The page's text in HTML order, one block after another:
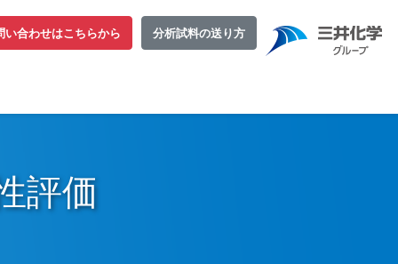
い合わせはこちらから 分析試料の送り方
評価